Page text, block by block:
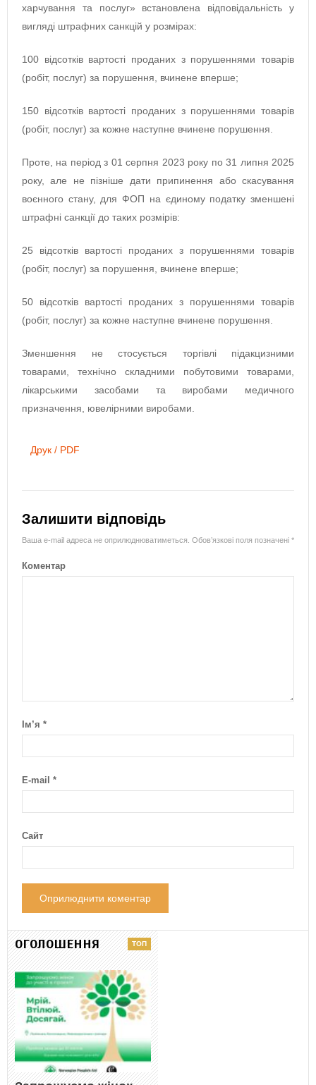
харчування та послуг» встановлена відповідальність у
вигляді штрафних санкцій у розмірах:
100 відсотків вартості проданих з порушеннями товарів
(робіт, послуг) за порушення, вчинене вперше;
150 відсотків вартості проданих з порушеннями товарів
(робіт, послуг) за кожне наступне вчинене порушення.
Проте, на період з 01 серпня 2023 року по 31 липня 2025
року, але не пізніше дати припинення або скасування
воєнного стану, для ФОП на єдиному податку зменшені
штрафні санкції до таких розмірів:
25 відсотків вартості проданих з порушеннями товарів
(робіт, послуг) за порушення, вчинене вперше;
50 відсотків вартості проданих з порушеннями товарів
(робіт, послуг) за кожне наступне вчинене порушення.
Зменшення не стосується торгівлі підакцизними
товарами, технічно складними побутовими товарами,
лікарськими засобами та виробами медичного
призначення, ювелірними виробами.
Друк / PDF
Залишити відповідь
Ваша e-mail адреса не оприлюднюватиметься. Обов’язкові поля позначені *
Коментар
Ім’я *
E-mail *
Сайт
ОГОЛОШЕННЯ